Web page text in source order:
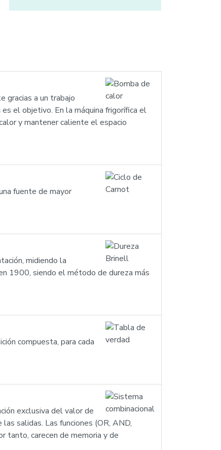
gracias a un trabajo
el objetivo. En la máquina frigorífica el
y mantener caliente el espacio
fuente de mayor
midiendo la
1900, siendo el método de dureza más
compuesta, para cada
exclusiva del valor de
salidas. Las funciones (OR, AND,
tanto, carecen de memoria y de